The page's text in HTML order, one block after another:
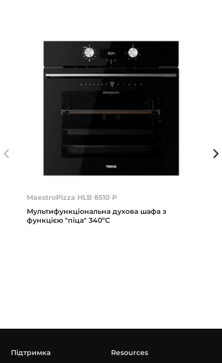
MaestroPizza HLB 8510 P
Мультифункціональна духова шафа з
функцією "піца" 340ºC
Підтримка Resources